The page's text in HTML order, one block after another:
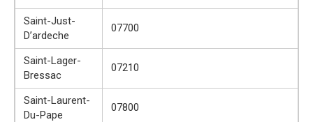
Saint-Just-
D’ardeche
07700
Saint-Lager-
Bressac
07210
Saint-Laurent-
Du-Pape
07800